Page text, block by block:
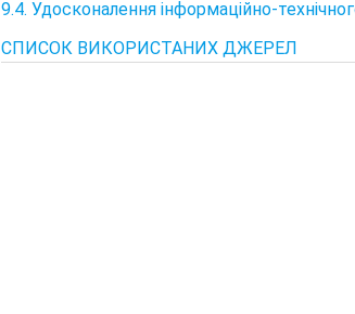
9.4. Удосконалення інформаційно-
СПИСОК ВИКОРИСТАНИХ ДЖЕРЕЛ